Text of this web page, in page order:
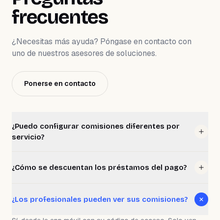
frecuentes
¿Necesitas más ayuda? Póngase en contacto con
uno de nuestros asesores de soluciones.
Ponerse en contacto
¿Puedo configurar comisiones diferentes por
servicio?
por categoría, por servicio individual o por producto.
¿Cómo se descuentan los préstamos del pago?
del cálculo de comisión cuando liquidas. Puedes configurar el
¿Los profesionales pueden ver sus comisiones?